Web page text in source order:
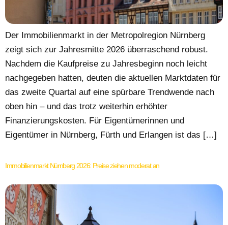
Der Immobilienmarkt in der Metropolregion Nürnberg
zeigt sich zur Jahresmitte 2026 überraschend robust.
Nachdem die Kaufpreise zu Jahresbeginn noch leicht
nachgegeben hatten, deuten die aktuellen Marktdaten für
das zweite Quartal auf eine spürbare Trendwende nach
oben hin – und das trotz weiterhin erhöhter
Finanzierungskosten. Für Eigentümerinnen und
Eigentümer in Nürnberg, Fürth und Erlangen ist das […]
Immobilienmarkt Nürnberg 2026: Preise ziehen moderat an